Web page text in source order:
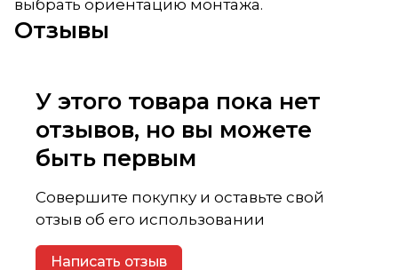
выбрать ориентацию монтажа.
Отзывы
У этого товара пока нет
отзывов, но вы можете
быть первым
Совершите покупку и оставьте свой
отзыв об его использовании
Написать отзыв